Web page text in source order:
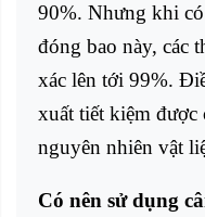
90%. Nhưng khi
đóng bao này, các
xác lên tới 99%.
xuất tiết kiệm
nguyên nhiên vật
Có nên sử dụng